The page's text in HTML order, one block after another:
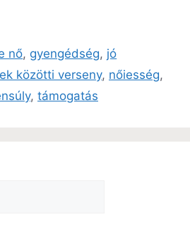
nő, gyengédség, jó
közötti verseny, nőiesség,
, támogatás